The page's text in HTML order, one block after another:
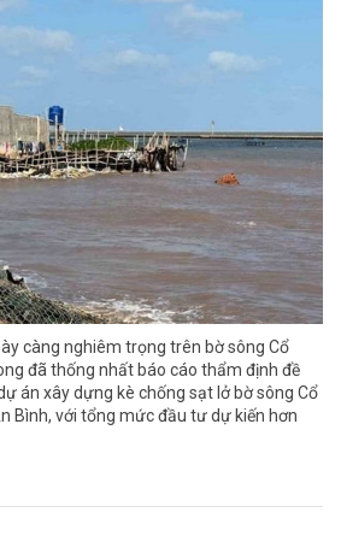
càng nghiêm trọng trên bờ sông Cổ
đã thống nhất báo cáo thẩm định đề
án xây dựng kè chống sạt lở bờ sông Cổ
Bình, với tổng mức đầu tư dự kiến hơn